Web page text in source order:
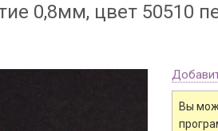
0,8мм, цвет 50510
Вы